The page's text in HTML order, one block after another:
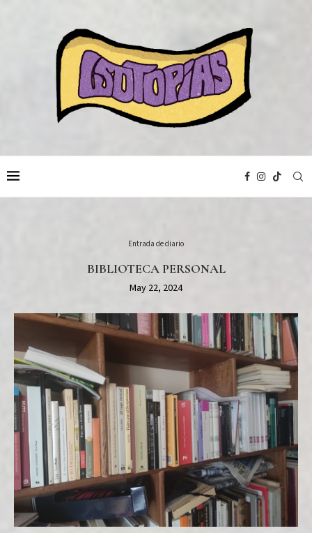
Entrada de diario
BIBLIOTECA PERSONAL
May 22, 2024